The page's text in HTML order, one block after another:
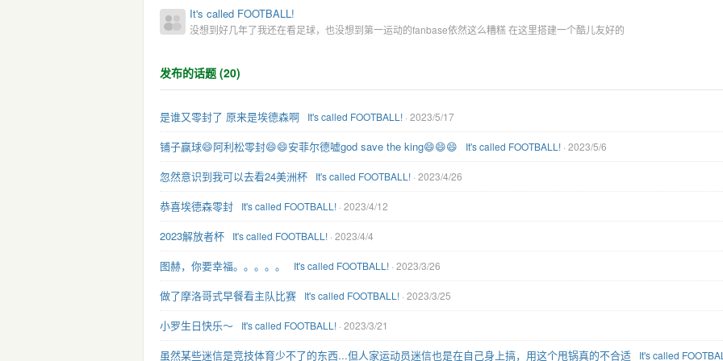
It's called FOOTBALL!
没想到好几年了我还在看足球，也没想到第一运动的fanbase依然这么糟糕 在这里搭建一个酷儿友好的
发布的话题 (20)
是谁又零封了 原来是埃德森啊 It's called FOOTBALL! · 2023/5/17
铺子赢球😄阿利松零封😄😄安菲尔德嘘god save the king😄😄😄 It's called FOOTBALL! · 2023/5/6
忽然意识到我可以去看24美洲杯 It's called FOOTBALL! · 2023/4/26
恭喜埃德森零封 It's called FOOTBALL! · 2023/4/12
2023解放者杯 It's called FOOTBALL! · 2023/4/4
图赫，你要幸福。。。。。 It's called FOOTBALL! · 2023/3/26
做了摩洛哥式早餐看主队比赛 It's called FOOTBALL! · 2023/3/25
小罗生日快乐～ It's called FOOTBALL! · 2023/3/21
虽然某些迷信是竞技体育少不了的东西...但人家运动员迷信也是在自己身上搞，用这个甩锅真的不合适 It's called